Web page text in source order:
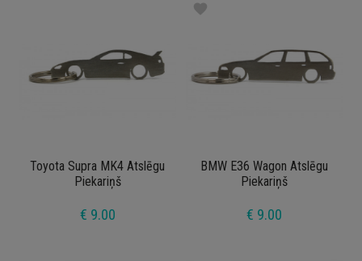
Toyota Supra MK4 Atslēgu
Piekariņš
€ 9.00
BMW E36 Wagon Atslēgu
Piekariņš
€ 9.00
favorite